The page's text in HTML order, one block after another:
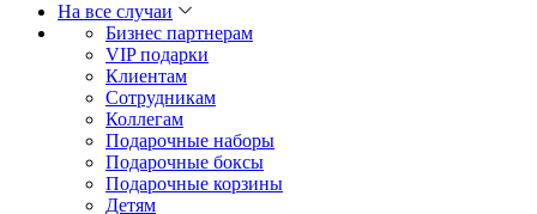
На все случаи
Бизнес партнерам
VIP подарки
Клиентам
Сотрудникам
Коллегам
Подарочные наборы
Подарочные боксы
Подарочные корзины
Детям